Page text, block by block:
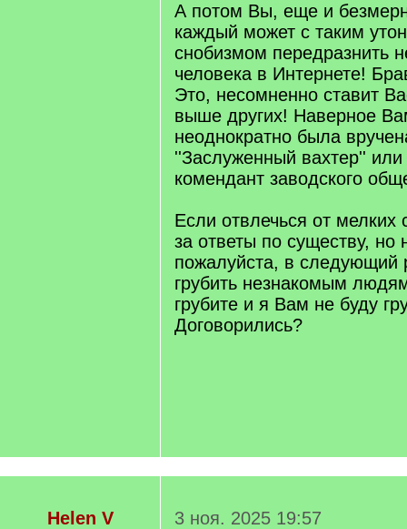
А потом Вы, еще и
каждый может с таким
снобизмом передразнить
человека в Интернете!
Это, несомненно ставит
выше других! Наверное
неоднократно была
''Заслуженный вахтер''
комендант заводского
Если отвлечься от мелких
за ответы по существу, но
пожалуйста, в следующий
грубить незнакомым
грубите и я Вам не буду
Договорились?
Helen V 3 ноя. 2025 19:57